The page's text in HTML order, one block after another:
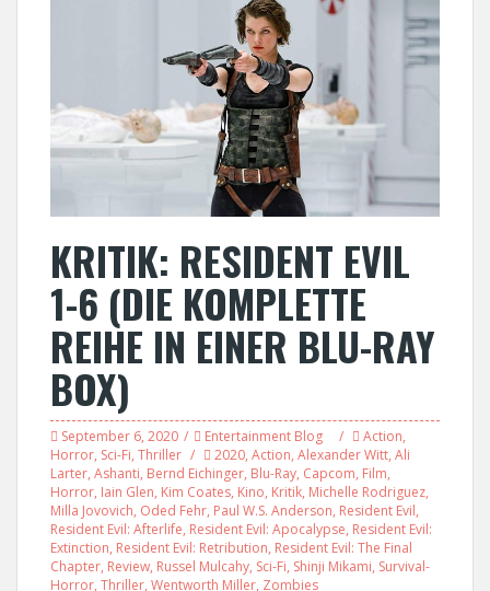
KRITIK: RESIDENT EVIL
1-6 (DIE KOMPLETTE
REIHE IN EINER BLU-RAY
BOX)
September 6, 2020 Entertainment Blog Action,
Horror, Sci-Fi, Thriller 2020, Action, Alexander Witt, Ali
Larter, Ashanti, Bernd Eichinger, Blu-Ray, Capcom, Film,
Horror, Iain Glen, Kim Coates, Kino, Kritik, Michelle Rodriguez,
Milla Jovovich, Oded Fehr, Paul W.S. Anderson, Resident Evil,
Resident Evil: Afterlife, Resident Evil: Apocalypse, Resident Evil:
Extinction, Resident Evil: Retribution, Resident Evil: The Final
Chapter, Review, Russel Mulcahy, Sci-Fi, Shinji Mikami, Survival-
Horror, Thriller, Wentworth Miller, Zombies